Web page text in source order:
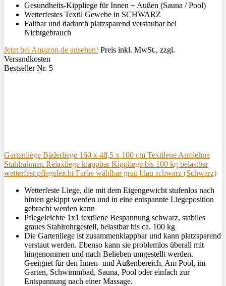
Gesundheits-Kippliege für Innen + Außen (Sauna / Pool)
Wetterfestes Textil Gewebe in SCHWARZ
Faltbar und dadurch platzsparend verstaubar bei
Nichtgebrauch
Jetzt bei Amazon.de ansehen! Preis inkl. MwSt., zzgl.
Versandkosten
Bestseller Nr. 5
Gartenliege Bäderliege 160 x 48,5 x 100 cm Textilene Armlehne
Stahlrahmen Relaxliege klappbar Kippliege bis 100 kg belastbar
wetterfest pflegeleicht Farbe wählbar grau blau schwarz (Schwarz)
Wetterfeste Liege, die mit dem Eigengewicht stufenlos nach
hinten gekippt werden und in eine entspannte Liegeposition
gebracht werden kann
Pflegeleichte 1x1 textilene Bespannung schwarz, stabiles
graues Stahlrohrgestell, belastbar bis ca. 100 kg
Die Gartenliege ist zusammenklappbar und kann platzsparend
verstaut werden. Ebenso kann sie problemlos überall mit
hingenommen und nach Belieben umgestellt werden.
Geeignet für den Innen- und Außenbereich. Am Pool, im
Garten, Schwimmbad, Sauna, Pool oder einfach zur
Entspannung nach einer Massage.